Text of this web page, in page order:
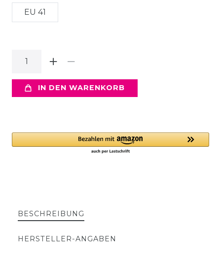
EU 41
IN DEN WARENKORB
BESCHREIBUNG
HERSTELLER-ANGABEN